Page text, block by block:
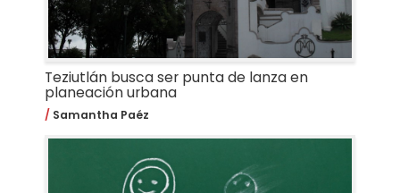
Teziutlán busca ser punta de lanza en
planeación urbana
Samantha Paéz